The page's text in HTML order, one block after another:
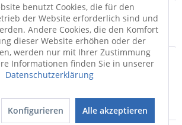
zum Versand...
benutzt Cookies, die für den
der Website erforderlich sind und
Andere Cookies, die den Komfort
dieser Website erhöhen oder der
werden nur mit Ihrer Zustimmung
Informationen finden Sie in unserer
Datenschutzerklärung
Konfigurieren Alle akzeptieren